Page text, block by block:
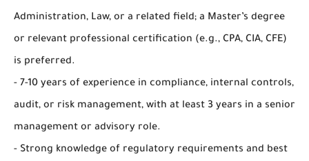
Administration, Law, or a related field; a Master’s degree
or relevant professional certification (e.g., CPA, CIA, CFE)
is preferred.
- 7-10 years of experience in compliance, internal controls,
audit, or risk management, with at least 3 years in a senior
management or advisory role.
- Strong knowledge of regulatory requirements and best